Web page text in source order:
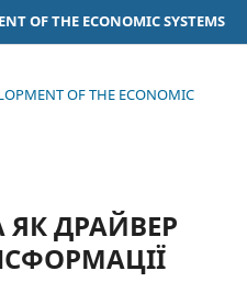
OF THE ECONOMIC SYSTEMS
OF THE ECONOMIC
ДРАЙВЕР